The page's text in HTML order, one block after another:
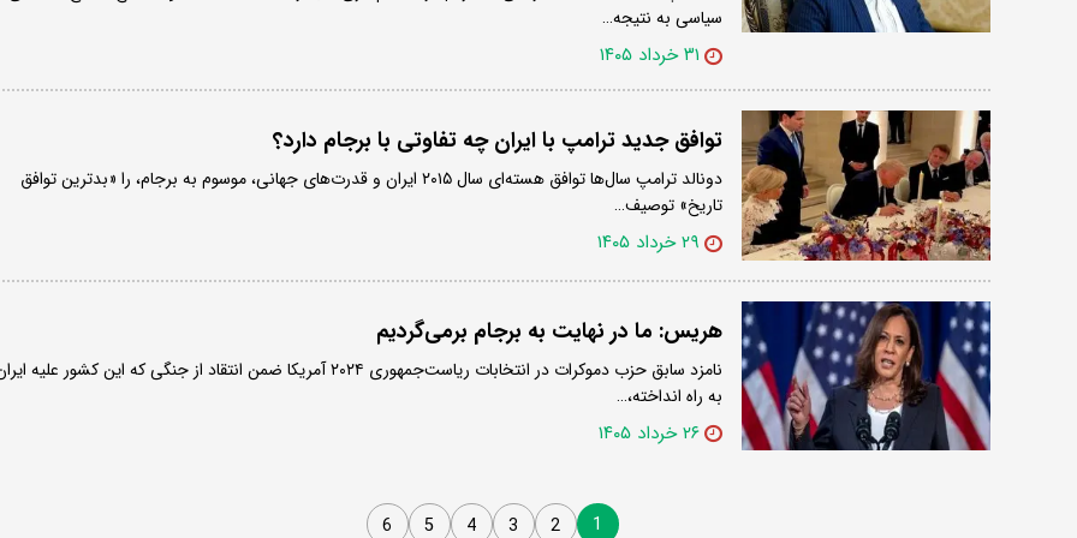
سیاسی به نتیجه…
۳۱ خرداد ۱۴۰۵
توافق جدید ترامپ با ایران چه تفاوتی با برجام دارد؟
دونالد ترامپ سال‌ها توافق هسته‌ای سال ۲۰۱۵ ایران و قدرت‌های جهانی، موسوم به برجام، را «بدترین توافق
تاریخ» توصیف…
۲۹ خرداد ۱۴۰۵
هریس: ما در نهایت به برجام برمی‌گردیم
نامزد سابق حزب دموکرات در انتخابات ریاست‌جمهوری ۲۰۲۴ آمریکا ضمن انتقاد از جنگی که این کشور علیه
به راه انداخته،…
۲۶ خرداد ۱۴۰۵
1
2
3
4
5
6